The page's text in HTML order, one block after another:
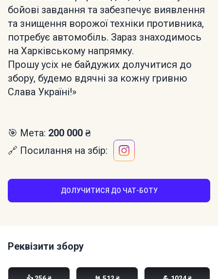
бойові завдання та забезпечує виявлення
та знищення ворожої техніки противника,
потребує автомобіль. Зараз знаходимось
на Харківському напрямку.
Прошу усіх не байдужих долучитися до
збору, будемо вдячні за кожну гривню
Слава Україні!»
🎯 Мета: 200 000 ₴
🔗 Посилання на збір:
ДОЛУЧИТИСЯ ДО ЧАТ-БОТУ
Реквізити збору
Моно банка: